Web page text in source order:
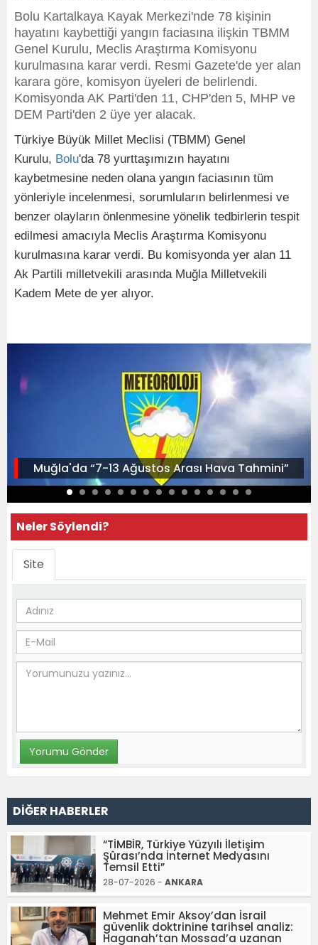
Bolu Kartalkaya Kayak Merkezi'nde 78 kişinin
hayatını kaybettiği yangın faciasına ilişkin TBMM
Genel Kurulu, Meclis Araştırma Komisyonu
kurulmasına karar verdi. Resmi Gazete'de yer alan
karara göre, komisyon üyeleri de belirlendi.
Komisyonda AK Parti'den 11, CHP'den 5, MHP ve
DEM Parti'den 2 üye yer alacak.
Türkiye Büyük Millet Meclisi (TBMM) Genel
Kurulu, Bolu'da 78 yurttaşımızın hayatını
kaybetmesine neden olana yangın faciasının tüm
yönleriyle incelenmesi, sorumluların belirlenmesi ve
benzer olayların önlenmesine yönelik tedbirlerin tespit
edilmesi amacıyla Meclis Araştırma Komisyonu
kurulmasına karar verdi. Bu komisyonda yer alan 11
Ak Partili milletvekili arasında Muğla Milletvekili
Kadem Mete de yer alıyor.
Muğla'da “7-13 Ağustos Arası Hava Tahmini”
Neler Söylendi?
Site
DİĞER HABERLER
“TİMBİR, Türkiye Yüzyılı İletişim
Şûrası’nda İnternet Medyasını
Temsil Etti”
28-07-2026 - ANKARA
Mehmet Emir Aksoy’dan İsrail
güvenlik doktrinine tarihsel analiz:
Haganah’tan Mossad’a uzanan